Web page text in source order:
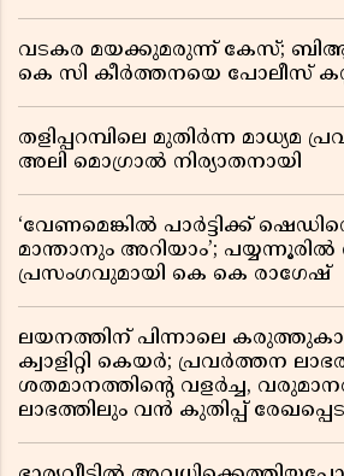
വടകര മയക്കുമരുന്ന് കേസ്;
കെ സി കീർത്തനയെ പോലീസ്
തളിപ്പറമ്പിലെ മുതിർന്ന മാധ്യമ
അലി മൊഗ്രാൽ നിര്യാതനായി
‘വേണമെങ്കിൽ പാർട്ടിക്ക്
മാന്താനും അറിയാം’; പയ്യന്നൂരിൽ
പ്രസംഗവുമായി കെ കെ രാഗേഷ്
ലയനത്തിന് പിന്നാലെ
ക്വാളിറ്റി കെയർ; പ്രവർത്തന
ശതമാനത്തിൻ്റെ വളർച്ച,
ലാഭത്തിലും വൻ കുതിപ്പ്